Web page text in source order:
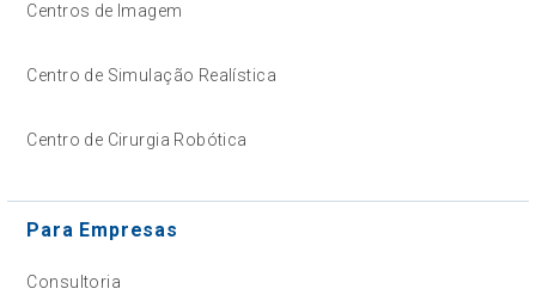
Centros de Imagem
Centro de Simulação Realística
Centro de Cirurgia Robótica
Para Empresas
Consultoria